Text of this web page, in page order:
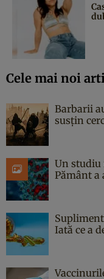
Cele mai noi
Barbarii
susțin
Un studiu
Pământ a
Iată ce a